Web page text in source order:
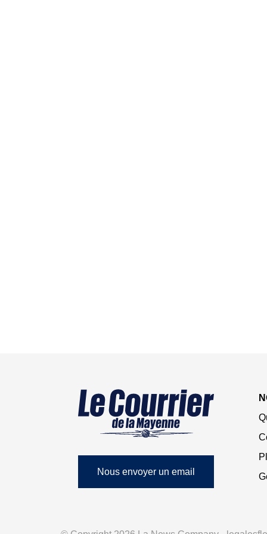
Nous envoyer un email